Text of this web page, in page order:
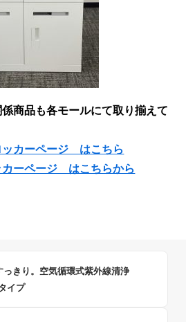
商品も各モールにて取り揃えて
カーページ はこちら
ーページ はこちらから
っきり。空気循環式紫外線清浄
イプ